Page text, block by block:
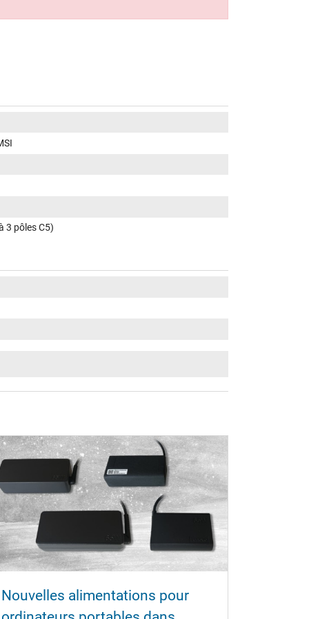
3 pôles C5)
Nouvelles alimentations pour